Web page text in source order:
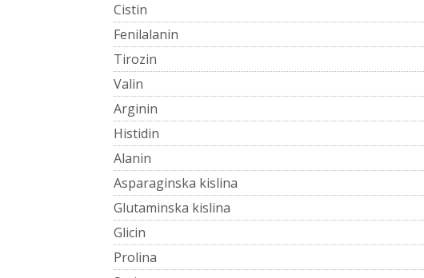
Cistin
Fenilalanin
Tirozin
Valin
Arginin
Histidin
Alanin
Asparaginska kislina
Glutaminska kislina
Glicin
Prolina